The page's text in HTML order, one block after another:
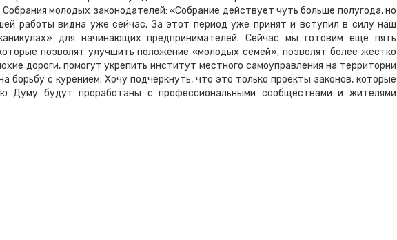
молодых законодателей: «Собрание действует чуть больше полугода, но
работы видна уже сейчас. За этот период уже принят и вступил в силу наш
для начинающих предпринимателей. Сейчас мы готовим еще пять
позволят улучшить положение «молодых семей», позволят более жестко
дороги, помогут укрепить институт местного самоуправления на территории
борьбу с курением. Хочу подчеркнуть, что это только проекты законов, которые
Думу будут проработаны с профессиональными сообществами и жителями